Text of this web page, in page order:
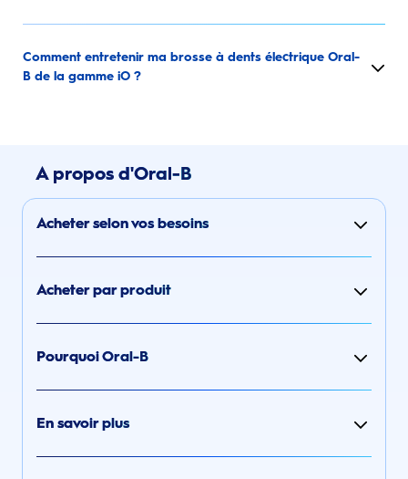
Comment entretenir ma brosse à dents électrique Oral-
B de la gamme iO ?
A propos d'Oral-B
Acheter selon vos besoins
Acheter par produit
Pourquoi Oral-B
En savoir plus